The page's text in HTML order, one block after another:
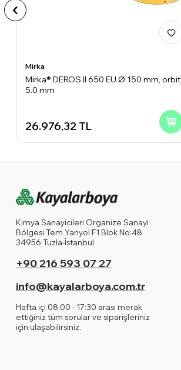
Mirka
Mirka® DEROS II 650 EU Ø 150 mm, orbit
5.0 mm
26.976,32 TL
Kimya Sanayicileri Organize Sanayi
Bölgesi Tem Yanyol F1 Blok No:48
34956 Tuzla-İstanbul
+90 216 593 07 27
info@kayalarboya.com.tr
Hafta içi 08:00 - 17:30 arası merak
ettiğiniz tüm sorular ve siparişleriniz
için ulaşabilirsiniz.